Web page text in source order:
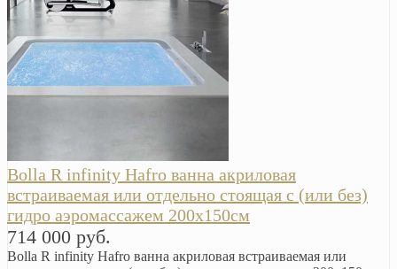
Bolla R infinity Hafro ванна акриловая
встраиваемая или отдельно стоящая с (или без)
гидро аэромассажем 200х150см
714 000 руб.
Bolla R infinity Hafro ванна акриловая встраиваемая или